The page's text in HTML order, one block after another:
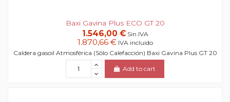
Baxi Gavina Plus ECO GT 20
1.546,00 € Sin IVA
1.870,66 € IVA incluido
Caldera gasoil Atmosférica (Sólo Calefacción) Baxi Gavina Plus GT 20
Add to cart